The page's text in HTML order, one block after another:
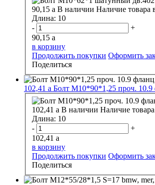
90,15 a В наличии Наличие товара
Длина: 10
-
+
90,15 a
в корзину
Продолжить покупки Оформить
Поделиться
102,41 a Болт М10*90*1,25 проч. 10.9
102,41 a В наличии Наличие
Длина: 10
-
+
102,41 a
в корзину
Продолжить покупки Оформить
Поделиться